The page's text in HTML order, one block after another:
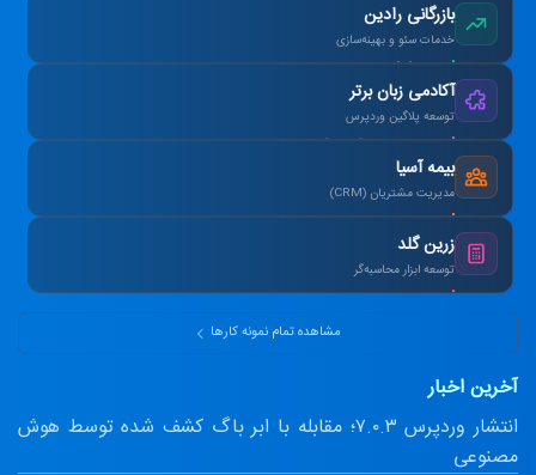
بازرگانی رادین
خدمات سئو و بهینه‌سازی
آکادمی زبان برتر
توسعه پلاگین وردپرس
طراحی سیستم آزمون آنلاین و صدور کارنامه.
بیمه آسیا
مدیریت مشتریان (CRM)
یکپارچه‌سازی اطلاعات و اتوماسیون پیامک.
زرین گلد
توسعه ابزار محاسبه‌گر
ماشین‌حساب پیشرفته سود مرکب و طلا.
مشاهده تمام نمونه کارها
آخرین اخبار
انتشار وردپرس ۷.۰.۳؛ مقابله با ابر باگ کشف شده توسط هوش
مصنوعی